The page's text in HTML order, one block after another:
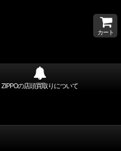
カート
ZIPPOの店頭買取りについて